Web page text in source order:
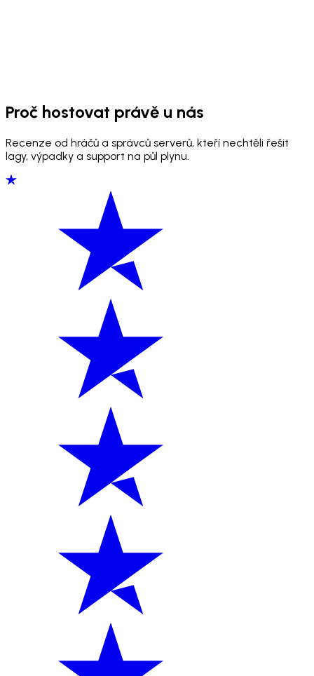
Proč hostovat právě u nás
Recenze od hráčů a správců serverů, kteří nechtěli řešit
lagy, výpadky a support na půl plynu.